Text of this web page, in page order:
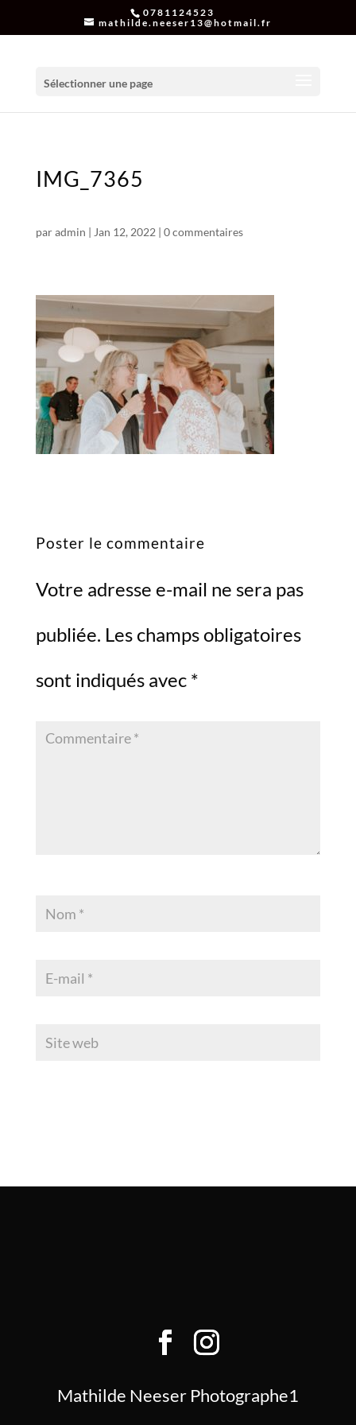
0781124523
mathilde.neeser13@hotmail.fr
Sélectionner une page
IMG_7365
paradmin | Jan 12, 2022 | 0 commentaires
Poster le commentaire
Votre adresse e-mail ne sera pas
publiée. Les champs obligatoires
sont indiqués avec *
Mathilde Neeser Photographe1